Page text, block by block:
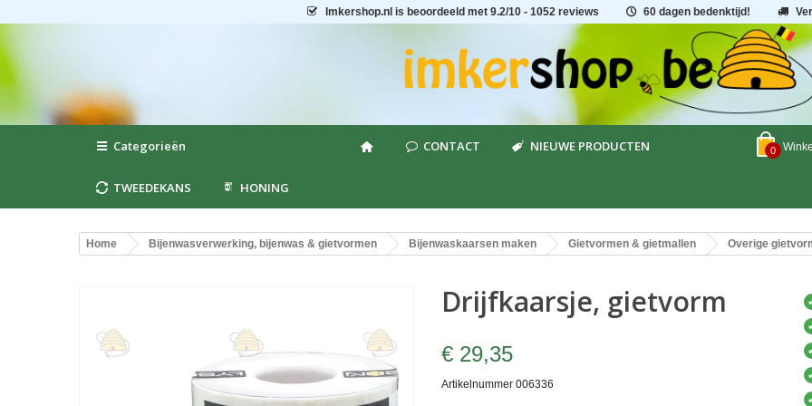
Imkershop.nl is beoordeeld met 9.2/10 - 1052 reviews 60 dagen bedenktijd!
0
Categorieën CONTACT NIEUWE PRODUCTEN
TWEEDEKANS HONING
Home Bijenwasverwerking, bijenwas & gietvormen Bijenwaskaarsen maken Gietvormen & gietmallen Overige
Drijfkaarsje, gietvorm
€ 29,35
Artikelnummer 006336